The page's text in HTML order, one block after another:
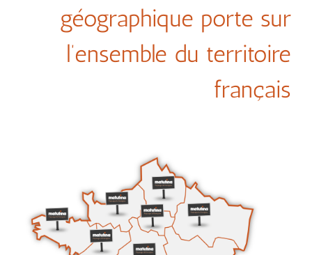
géographique porte sur
l’ensemble du territoire
français